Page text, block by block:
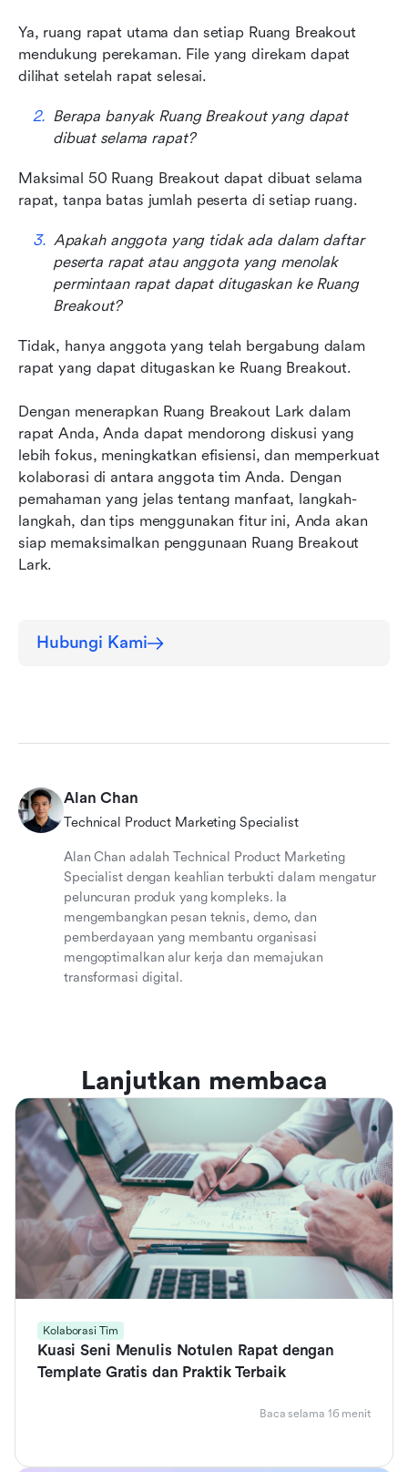
Ya, ruang rapat utama dan setiap Ruang Breakout
mendukung perekaman. File yang direkam dapat
dilihat setelah rapat selesai.
Berapa banyak Ruang Breakout yang dapat
dibuat selama rapat?
Maksimal 50 Ruang Breakout dapat dibuat selama
rapat, tanpa batas jumlah peserta di setiap ruang.
Apakah anggota yang tidak ada dalam daftar
peserta rapat atau anggota yang menolak
permintaan rapat dapat ditugaskan ke Ruang
Breakout?
Tidak, hanya anggota yang telah bergabung dalam
rapat yang dapat ditugaskan ke Ruang Breakout.
Dengan menerapkan Ruang Breakout Lark dalam
rapat Anda, Anda dapat mendorong diskusi yang
lebih fokus, meningkatkan efisiensi, dan memperkuat
kolaborasi di antara anggota tim Anda. Dengan
pemahaman yang jelas tentang manfaat, langkah-
langkah, dan tips menggunakan fitur ini, Anda akan
siap memaksimalkan penggunaan Ruang Breakout
Lark.
Hubungi Kami
Alan Chan
Technical Product Marketing Specialist
Alan Chan adalah Technical Product Marketing
Specialist dengan keahlian terbukti dalam mengatur
peluncuran produk yang kompleks. Ia
mengembangkan pesan teknis, demo, dan
pemberdayaan yang membantu organisasi
mengoptimalkan alur kerja dan memajukan
transformasi digital.
Lanjutkan membaca
Kolaborasi Tim
Kuasi Seni Menulis Notulen Rapat dengan
Template Gratis dan Praktik Terbaik
Baca selama 16 menit